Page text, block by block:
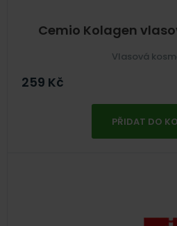
Cemio Kolagen
Vlasová
259 Kč
PŘIDAT DO